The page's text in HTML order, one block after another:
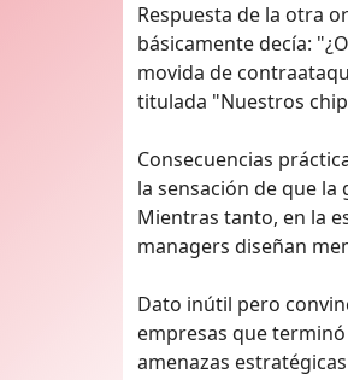
Respuesta de la otra
básicamente decía:
movida de
titulada "Nuestros
Consecuencias
la sensación de que
Mientras tanto, en la
managers diseñan
Dato inútil pero
empresas que
amenazas